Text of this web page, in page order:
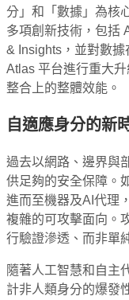
分」和「數據」為核
多項創新技術，包括
& Insights，並對數據
Atlas 平台進行重大
整合上的整體效能。
自適應身分的新
過去以網路、邊界與
供足夠的安全保障。
進而至機器及AI代理
複雜的可攻擊面向。
行驗證滲透、而非單
隨著人工智慧和自主
計非人類身分的爆發